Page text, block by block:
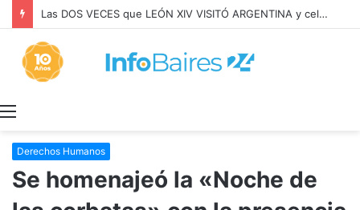
Las DOS VECES que LEÓN XIV VISITÓ ARGENTINA y celebró MISA con BERGOGLIO
Derechos Humanos
Se homenajeó la «Noche de